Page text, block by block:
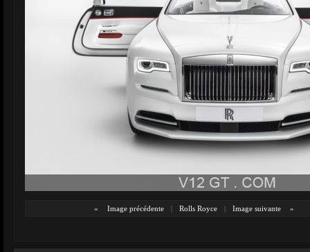
« Image précédente | Rolls Royce | Image suivante »